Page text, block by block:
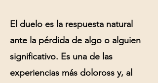
El duelo es la respuesta natural
ante la pérdida de algo o alguien
significativo. Es una de las
experiencias más doloross y, al